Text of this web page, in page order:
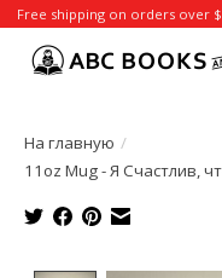
Free shipping on orders over
На главную /
11oz Mug - Я Счастлив,